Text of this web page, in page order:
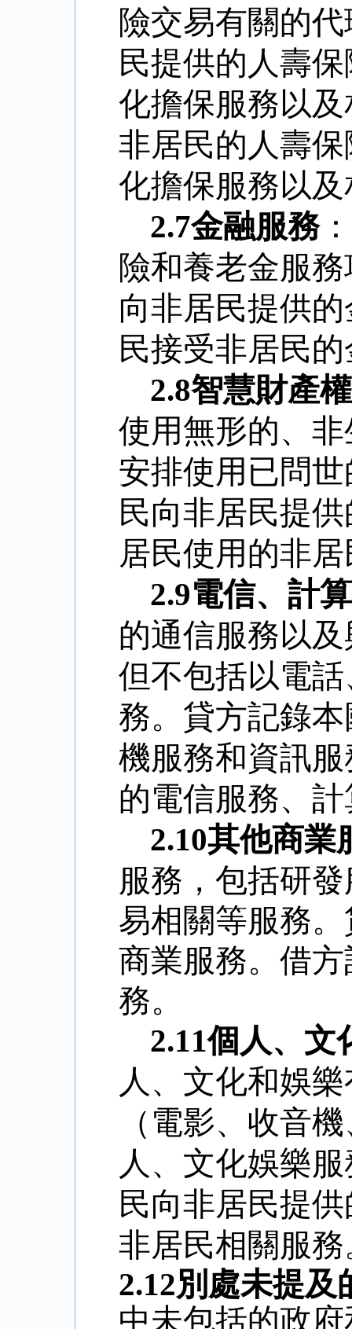
險交易有關的
民提供的人壽
化擔保服務以
非居民的人壽
化擔保服務以
2.7金融服務
險和養老金服
向非居民提供
民接受非居民
2.8智慧財產
使用無形的、
安排使用已問
民向非居民提
居民使用的非
2.9電信、計
的通信服務以
但不包括以電
務。貸方記錄
機服務和資訊
的電信服務、
2.10其他商業
服務，包括研
易相關等服務
商業服務。借
務。
2.11個人、文
人、文化和娛
（電影、收音
人、文化娛樂
民向非居民提
非居民相關服務
2.12別處未提及
中未包括的政